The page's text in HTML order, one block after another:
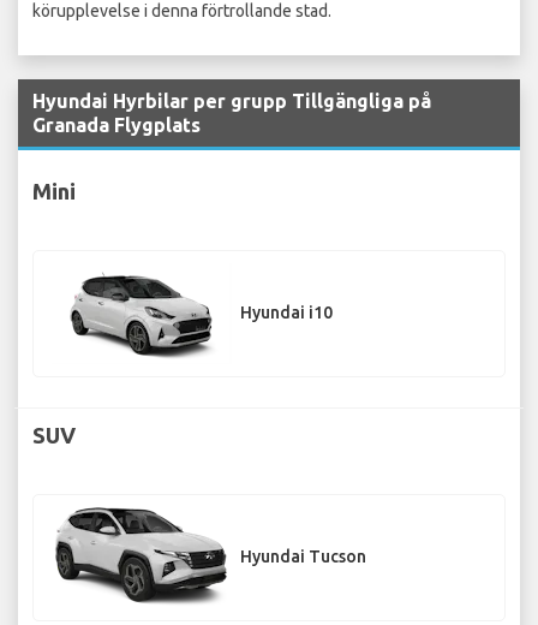
körupplevelse i denna förtrollande stad.
Hyundai Hyrbilar per grupp Tillgängliga på
Granada Flygplats
Mini
Hyundai i10
SUV
Hyundai Tucson